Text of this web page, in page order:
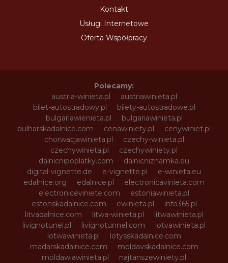
Kontakt
Usługi Internetowe
Oferta Współpracy
Polecamy:
austria-winieta.pl
austriawinieta.pl
bilet-autostradowy.pl
bilety-autostradowe.pl
bulgariawienieta.pl
bulgariawinieta.pl
bulharskadalnice.com
cenawiniety.pl
cenywiniet.pl
chorwacjawinieta.pl
czechy-winieta.pl
czechywinieta.pl
czechywiniety.pl
dalnicnipoplatky.com
dalnicniznamka.eu
digital-vignette.de
e-vignette.pl
e-winieta.eu
edalnice.org
edalnice.pl
electronicavinieta.com
electroniceviniete.com
estoniawinieta.pl
estonskadalnice.com
ewinieta.pl
info365.pl
litvadalnice.com
litwa-winieta.pl
litwawinieta.pl
livignotunel.pl
livignotunnel.com
lotvawinieta.pl
lotwawinieta.pl
lotysskadalnice.com
madarskadalnice.com
moldavskadalnice.com
moldawiawinieta.pl
najtanszewiniety.pl